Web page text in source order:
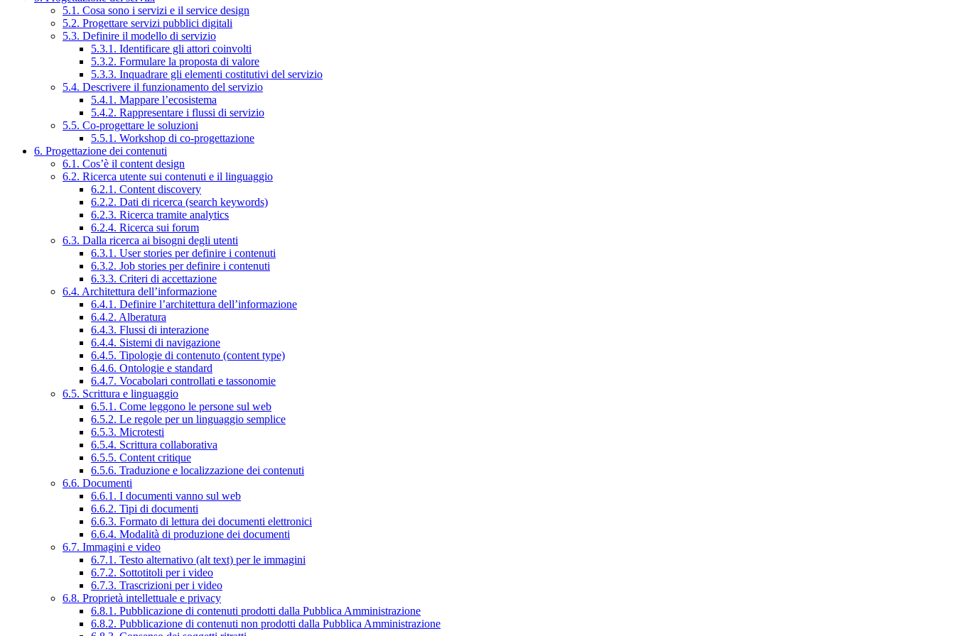
5.1. Cosa sono i servizi e il service design
5.2. Progettare servizi pubblici digitali
5.3. Definire il modello di servizio
5.3.1. Identificare gli attori coinvolti
5.3.2. Formulare la proposta di valore
5.3.3. Inquadrare gli elementi costitutivi del servizio
5.4. Descrivere il funzionamento del servizio
5.4.1. Mappare l’ecosistema
5.4.2. Rappresentare i flussi di servizio
5.5. Co-progettare le soluzioni
5.5.1. Workshop di co-progettazione
6. Progettazione dei contenuti
6.1. Cos’è il content design
6.2. Ricerca utente sui contenuti e il linguaggio
6.2.1. Content discovery
6.2.2. Dati di ricerca (search keywords)
6.2.3. Ricerca tramite analytics
6.2.4. Ricerca sui forum
6.3. Dalla ricerca ai bisogni degli utenti
6.3.1. User stories per definire i contenuti
6.3.2. Job stories per definire i contenuti
6.3.3. Criteri di accettazione
6.4. Architettura dell’informazione
6.4.1. Definire l’architettura dell’informazione
6.4.2. Alberatura
6.4.3. Flussi di interazione
6.4.4. Sistemi di navigazione
6.4.5. Tipologie di contenuto (content type)
6.4.6. Ontologie e standard
6.4.7. Vocabolari controllati e tassonomie
6.5. Scrittura e linguaggio
6.5.1. Come leggono le persone sul web
6.5.2. Le regole per un linguaggio semplice
6.5.3. Microtesti
6.5.4. Scrittura collaborativa
6.5.5. Content critique
6.5.6. Traduzione e localizzazione dei contenuti
6.6. Documenti
6.6.1. I documenti vanno sul web
6.6.2. Tipi di documenti
6.6.3. Formato di lettura dei documenti elettronici
6.6.4. Modalità di produzione dei documenti
6.7. Immagini e video
6.7.1. Testo alternativo (alt text) per le immagini
6.7.2. Sottotitoli per i video
6.7.3. Trascrizioni per i video
6.8. Proprietà intellettuale e privacy
6.8.1. Pubblicazione di contenuti prodotti dalla Pubblica Amministrazione
6.8.2. Pubblicazione di contenuti non prodotti dalla Pubblica Amministrazione